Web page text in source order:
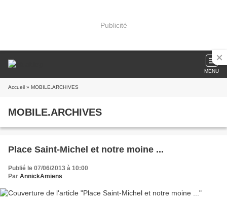
Publicité
MENU
Accueil » MOBILE.ARCHIVES
MOBILE.ARCHIVES
Place Saint-Michel et notre moine ...
Publié le 07/06/2013 à 10:00
Par AnnickAmiens